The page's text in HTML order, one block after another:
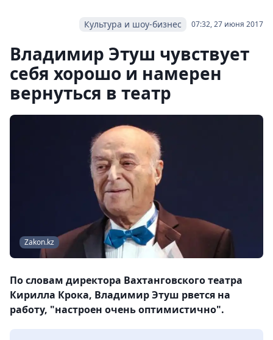
07:32, 27 июня 2017
Культура и шоу-бизнес
Владимир Этуш чувствует
себя хорошо и намерен
вернуться в театр
Zakon.kz
По словам директора Вахтанговского театра
Кирилла Крока, Владимир Этуш рвется на
работу, "настроен очень оптимистично".